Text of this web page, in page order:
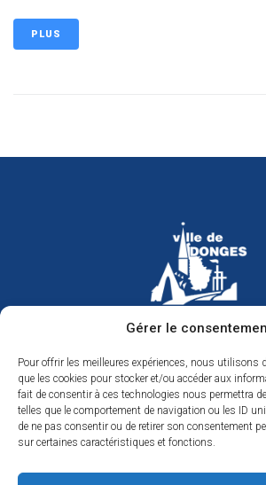
Gérer le
Pour offrir les meilleures expériences, nous utilisons
que les cookies pour stocker et/ou accéder aux
fait de consentir à ces technologies nous permettra
telles que le comportement de navigation ou les ID
de ne pas consentir ou de retirer son consentement
sur certaines caractéristiques et fonctions.
PLUS
Hôtel de ville de Donges
Place Armand Morvan
44480 Donges
02 40 45 79 79
Nous contacter
Horaires d’ouverture
Du lundi au jeudi de 9h à 12h et de
Le vendredi de 9h à 12h et de 14h à